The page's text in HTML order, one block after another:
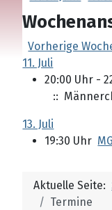
Vorherige
11. Juli
20:00 Uhr -
::
13. Juli
19:30 Uhr
Aktuelle Seite:
Termine